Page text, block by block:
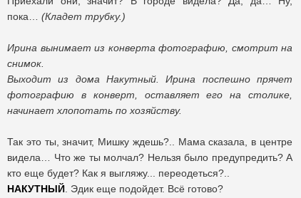
пока… (Кладет трубку.)
Ирина вынимает из конверта фотографию, смотрит на
снимок.
Выходит из дома Накутный. Ирина поспешно прячет
фотографию в конверт, оставляет его на столике,
начинает хлопотать по хозяйству.
Так это ты, значит, Мишку ждешь?.. Мама сказала, в центре
видела… Что же ты молчал? Нельзя было предупредить? А
кто еще будет? Как я выгляжу... переодеться?..
НАКУТНЫЙ . Эдик еще подойдет. Всё готово?